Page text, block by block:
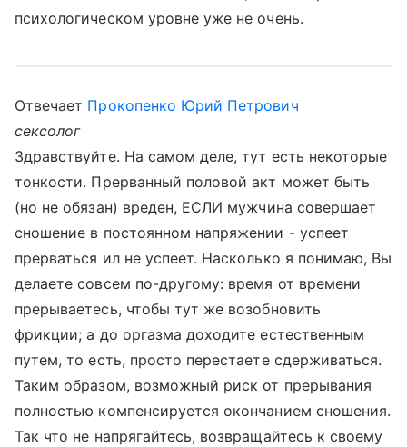
психологическом уровне уже не очень.
Отвечает Прокопенко Юрий Петрович
сексолог
Здравствуйте. На самом деле, тут есть некоторые
тонкости. Прерванный половой акт может быть
(но не обязан) вреден, ЕСЛИ мужчина совершает
сношение в постоянном напряжении - успеет
прерваться ил не успеет. Насколько я понимаю, Вы
делаете совсем по-другому: время от времени
прерываетесь, чтобы тут же возобновить
фрикции; а до оргазма доходите естественным
путем, то есть, просто перестаете сдерживаться.
Таким образом, возможный риск от прерывания
полностью компенсируется окончанием сношения.
Так что не напрягайтесь, возвращайтесь к своему